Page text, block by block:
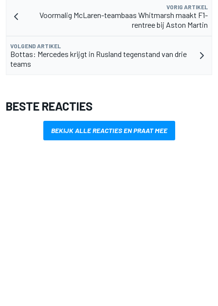
VORIG ARTIKEL
Voormalig McLaren-teambaas Whitmarsh maakt F1-
rentree bij Aston Martin
VOLGEND ARTIKEL
Bottas: Mercedes krijgt in Rusland tegenstand van drie
teams
BESTE REACTIES
BEKIJK ALLE REACTIES EN PRAAT MEE